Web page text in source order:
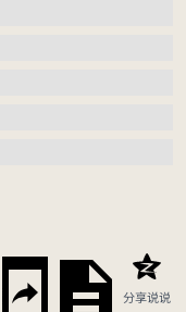
分享说说